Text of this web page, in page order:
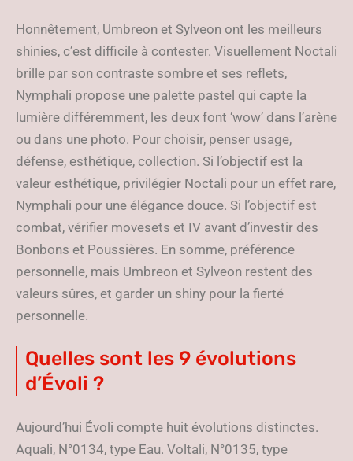
Honnêtement, Umbreon et Sylveon ont les meilleurs
shinies, c’est difficile à contester. Visuellement Noctali
brille par son contraste sombre et ses reflets,
Nymphali propose une palette pastel qui capte la
lumière différemment, les deux font ‘wow’ dans l’arène
ou dans une photo. Pour choisir, penser usage,
défense, esthétique, collection. Si l’objectif est la
valeur esthétique, privilégier Noctali pour un effet rare,
Nymphali pour une élégance douce. Si l’objectif est
combat, vérifier movesets et IV avant d’investir des
Bonbons et Poussières. En somme, préférence
personnelle, mais Umbreon et Sylveon restent des
valeurs sûres, et garder un shiny pour la fierté
personnelle.
Quelles sont les 9 évolutions
d’Évoli ?
Aujourd’hui Évoli compte huit évolutions distinctes.
Aquali, N°0134, type Eau. Voltali, N°0135, type